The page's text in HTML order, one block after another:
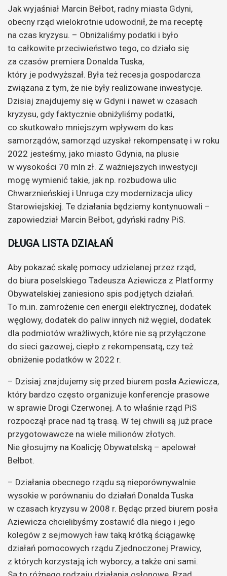
Jak wyjaśniał Marcin Bełbot, radny miasta Gdyni,
obecny rząd wielokrotnie udowodnił, że ma receptę
na czas kryzysu. – Obniżaliśmy podatki i było
to całkowite przeciwieństwo tego, co działo się
za czasów premiera Donalda Tuska,
który je podwyższał. Była też recesja gospodarcza
związana z tym, że nie były realizowane inwestycje.
Dzisiaj znajdujemy się w Gdyni i nawet w czasach
kryzysu, gdy faktycznie obniżyliśmy podatki,
co skutkowało mniejszym wpływem do kas
samorządów, samorząd uzyskał rekompensatę i w roku
2022 jesteśmy, jako miasto Gdynia, na plusie
w wysokości 70 mln zł. Z ważniejszych inwestycji
mogę wymienić takie, jak np. rozbudowa ulic
Chwarznieńskiej i Unruga czy modernizacja ulicy
Starowiejskiej. Te działania będziemy kontynuowali –
zapowiedział Marcin Bełbot, gdyński radny PiS.
DŁUGA LISTA DZIAŁAŃ
Aby pokazać skalę pomocy udzielanej przez rząd,
do biura poselskiego Tadeusza Aziewicza z Platformy
Obywatelskiej zaniesiono spis podjętych działań.
To m.in. zamrożenie cen energii elektrycznej, dodatek
węglowy, dodatek do paliw innych niż węgiel, dodatek
dla podmiotów wrażliwych, które nie są przyłączone
do sieci gazowej, ciepło z rekompensatą, czy też
obniżenie podatków w 2022 r.
– Dzisiaj znajdujemy się przed biurem posła Aziewicza,
który bardzo często organizuje konferencje prasowe
w sprawie Drogi Czerwonej. A to właśnie rząd PiS
rozpoczął prace nad tą trasą. W tej chwili są już prace
przygotowawcze na wiele milionów złotych.
Nie głosujmy na Koalicję Obywatelską – apelował
Bełbot.
– Działania obecnego rządu są nieporównywalnie
wysokie w porównaniu do działań Donalda Tuska
w czasach kryzysu w 2008 r. Będąc przed biurem posła
Aziewicza chcielibyśmy zostawić dla niego i jego
kolegów z sejmowych ław taką krótką ściągawkę
działań pomocowych rządu Zjednoczonej Prawicy,
z których korzystają ich wyborcy, a także oni sami.